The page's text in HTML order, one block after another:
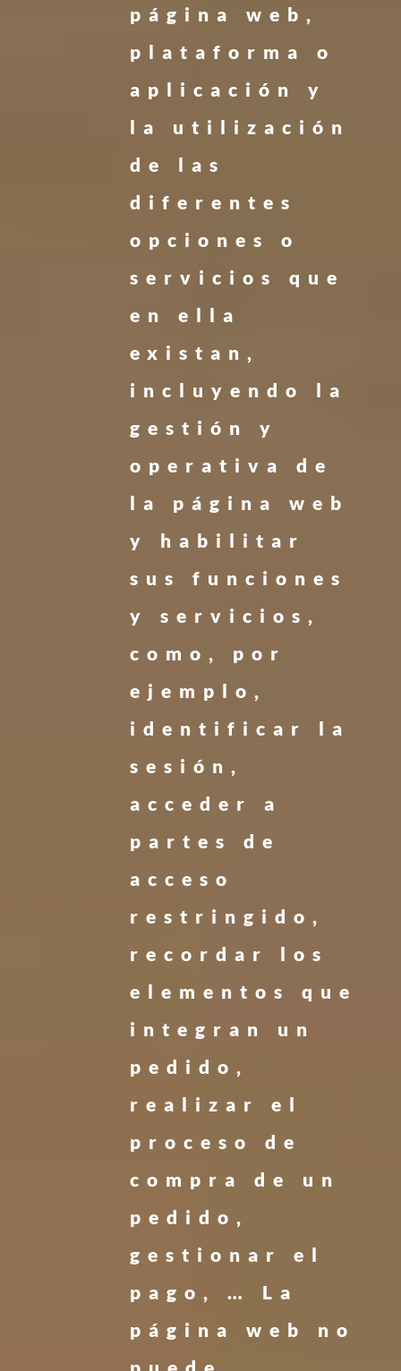
página web,
plataforma o
aplicación y
la utilización
de las
diferentes
opciones o
servicios que
en ella
existan,
incluyendo la
gestión y
operativa de
la página web
y habilitar
sus funciones
y servicios,
como, por
ejemplo,
identificar la
sesión,
acceder a
partes de
acceso
restringido,
recordar los
elementos que
integran un
pedido,
realizar el
proceso de
compra de un
pedido,
gestionar el
pago, … La
página web no